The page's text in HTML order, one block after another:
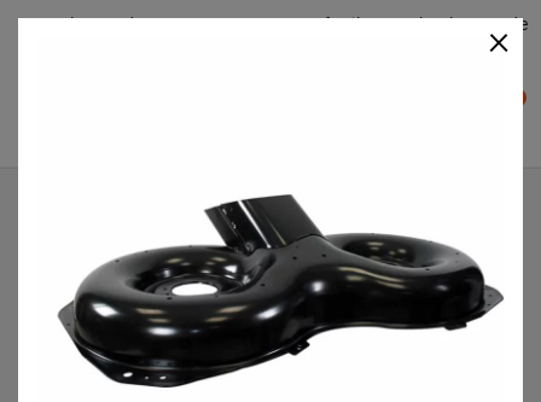
Plateaudecoupe.com : Trouver facilement le plateau de
Plateau de coupe
Plateau de coupe 107 cm 532199606 - 532196495
HUSQVARNA CTH220 TWIN Autres
×